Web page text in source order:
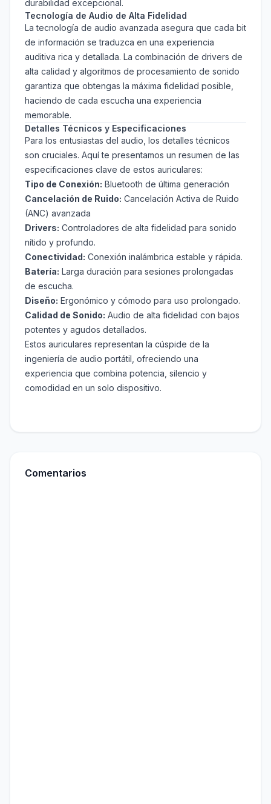
durabilidad excepcional.
Tecnología de Audio de Alta Fidelidad
La tecnología de audio avanzada asegura que cada bit
de información se traduzca en una experiencia
auditiva rica y detallada. La combinación de drivers de
alta calidad y algoritmos de procesamiento de sonido
garantiza que obtengas la máxima fidelidad posible,
haciendo de cada escucha una experiencia
memorable.
Detalles Técnicos y Especificaciones
Para los entusiastas del audio, los detalles técnicos
son cruciales. Aquí te presentamos un resumen de las
especificaciones clave de estos auriculares:
Tipo de Conexión: Bluetooth de última generación
Cancelación de Ruido: Cancelación Activa de Ruido
(ANC) avanzada
Drivers: Controladores de alta fidelidad para sonido
nítido y profundo.
Conectividad: Conexión inalámbrica estable y rápida.
Batería: Larga duración para sesiones prolongadas
de escucha.
Diseño: Ergonómico y cómodo para uso prolongado.
Calidad de Sonido: Audio de alta fidelidad con bajos
potentes y agudos detallados.
Estos auriculares representan la cúspide de la
ingeniería de audio portátil, ofreciendo una
experiencia que combina potencia, silencio y
comodidad en un solo dispositivo.
Comentarios